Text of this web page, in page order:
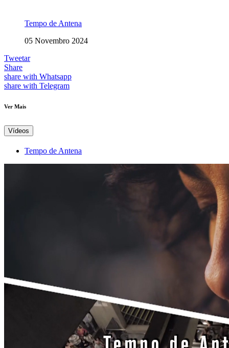
Tempo de Antena
05 Novembro 2024
Tweetar
Share
share with Whatsapp
share with Telegram
Ver Mais
Vídeos
Tempo de Antena